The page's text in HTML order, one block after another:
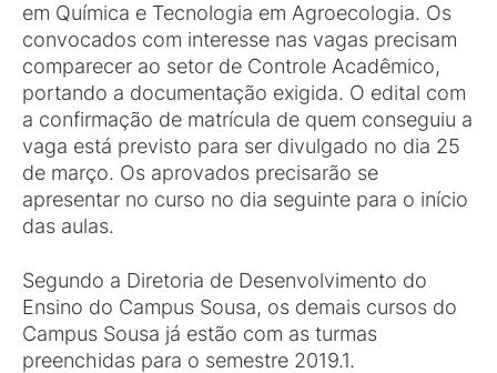
em Química e Tecnologia em Agroecologia. Os
convocados com interesse nas vagas precisam
comparecer ao setor de Controle Acadêmico,
portando a documentação exigida. O edital com
a confirmação de matrícula de quem conseguiu a
vaga está previsto para ser divulgado no dia 25
de março. Os aprovados precisarão se
apresentar no curso no dia seguinte para o início
das aulas.
Segundo a Diretoria de Desenvolvimento do
Ensino do Campus Sousa, os demais cursos do
Campus Sousa já estão com as turmas
preenchidas para o semestre 2019.1.